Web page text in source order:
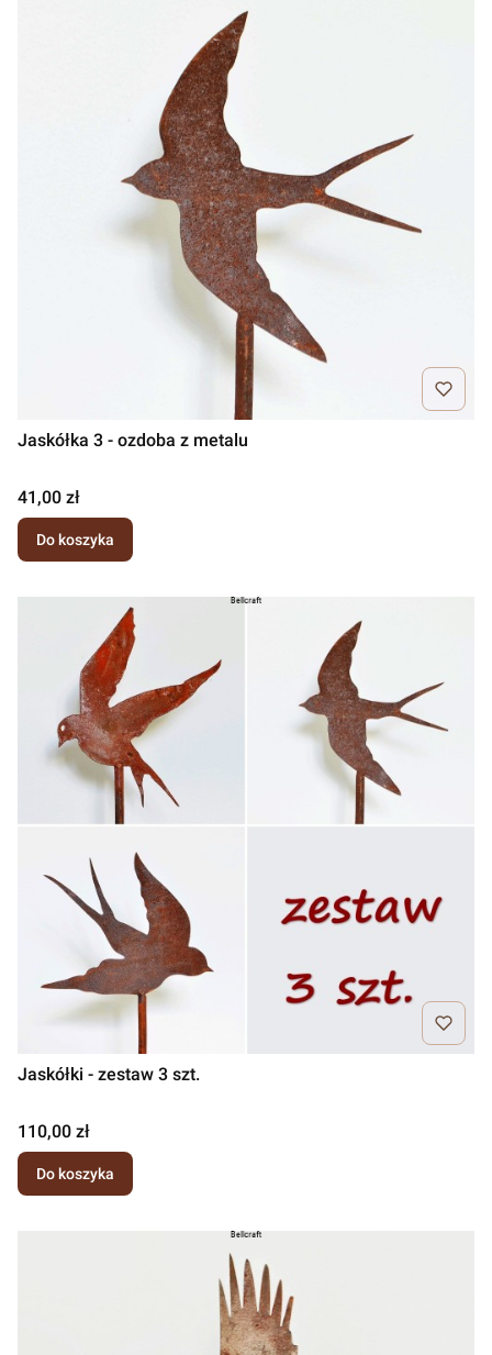
Jaskółka 3 - ozdoba z metalu
Cena
41,00 zł
Do koszyka
Jaskółki - zestaw 3 szt.
Cena
110,00 zł
Do koszyka